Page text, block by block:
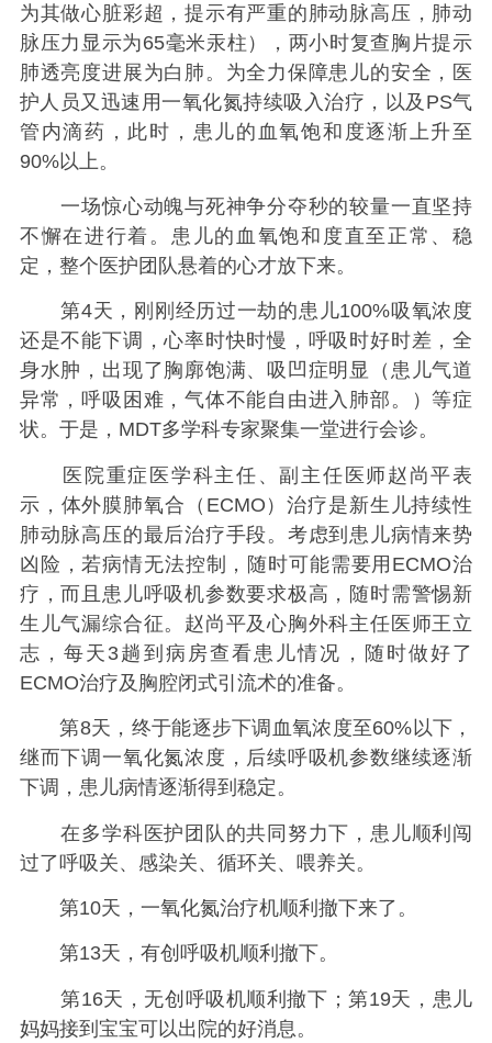
为其做心脏彩超，提示有严重的肺动脉高压，肺动
脉压力显示为65毫米汞柱），两小时复查胸片提示
肺透亮度进展为白肺。为全力保障患儿的安全，医
护人员又迅速用一氧化氮持续吸入治疗，以及PS气
管内滴药，此时，患儿的血氧饱和度逐渐上升至
90%以上。
一场惊心动魄与死神争分夺秒的较量一直坚持
不懈在进行着。患儿的血氧饱和度直至正常、稳
定，整个医护团队悬着的心才放下来。
第4天，刚刚经历过一劫的患儿100%吸氧浓度
还是不能下调，心率时快时慢，呼吸时好时差，全
身水肿，出现了胸廓饱满、吸凹症明显（患儿气道
异常，呼吸困难，气体不能自由进入肺部。）等症
状。于是，MDT多学科专家聚集一堂进行会诊。
医院重症医学科主任、副主任医师赵尚平表
示，体外膜肺氧合（ECMO）治疗是新生儿持续性
肺动脉高压的最后治疗手段。考虑到患儿病情来势
凶险，若病情无法控制，随时可能需要用ECMO治
疗，而且患儿呼吸机参数要求极高，随时需警惕新
生儿气漏综合征。赵尚平及心胸外科主任医师王立
志，每天3趟到病房查看患儿情况，随时做好了
ECMO治疗及胸腔闭式引流术的准备。
第8天，终于能逐步下调血氧浓度至60%以下，
继而下调一氧化氮浓度，后续呼吸机参数继续逐渐
下调，患儿病情逐渐得到稳定。
在多学科医护团队的共同努力下，患儿顺利闯
过了呼吸关、感染关、循环关、喂养关。
第10天，一氧化氮治疗机顺利撤下来了。
第13天，有创呼吸机顺利撤下。
第16天，无创呼吸机顺利撤下；第19天，患儿
妈妈接到宝宝可以出院的好消息。